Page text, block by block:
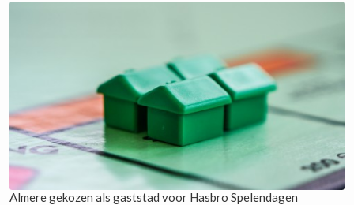
Almere gekozen als gaststad voor Hasbro Spelendagen